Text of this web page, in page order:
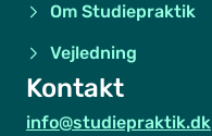
Om Studiepraktik
Vejledning
Kontakt
info@studiepraktik.dk